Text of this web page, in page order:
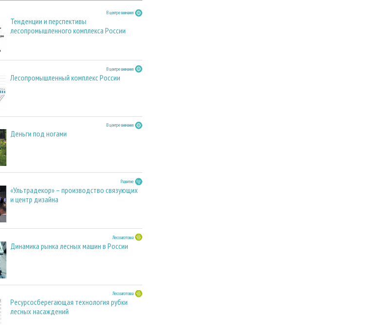
В центре внимания
Тенденции и перспективы
лесопромышленного комплекса России
В центре внимания
Лесопромышленный комплекс России
В центре внимания
Деньги под ногами
Развитие
«Ультрадекор» – производство связующих
и центр дизайна
Лесозаготовка
Динамика рынка лесных машин в России
Лесозаготовка
Ресурсосберегающая технология рубки
лесных насаждений